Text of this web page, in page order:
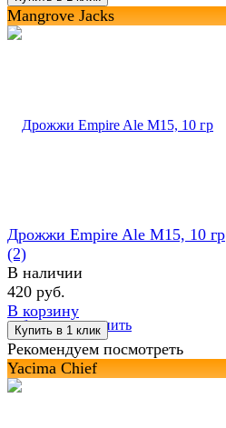
Mangrove Jacks
избранное сравнить
Дрожжи Empire Ale M15, 10 гр
(2)
В наличии
420 руб.
В корзину
Рекомендуем посмотреть
Yacima Chief